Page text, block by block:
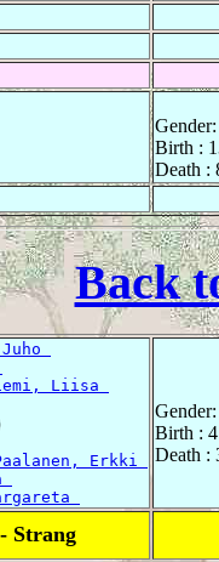
Birth :
Death :
Back
Liisa
Erkki
Birth :
Death :
Strang